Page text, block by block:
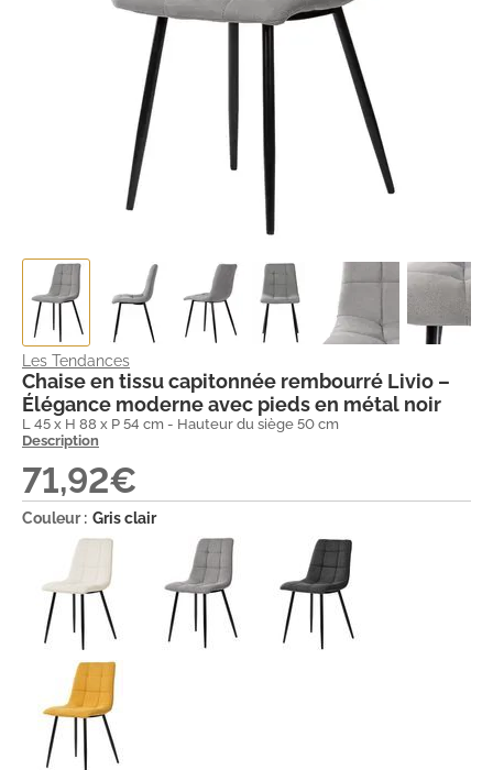
Les Tendances
Chaise en tissu capitonnée rembourré Livio –
Élégance moderne avec pieds en métal noir
L 45 x H 88 x P 54 cm - Hauteur du siège 50 cm
Description
71,92€
Couleur : Gris clair